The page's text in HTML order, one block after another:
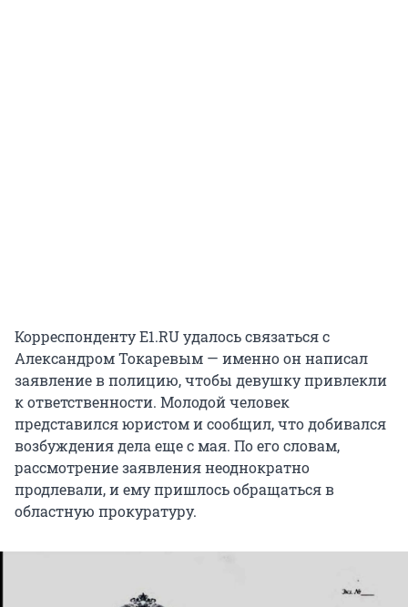
Корреспонденту E1.RU удалось связаться с
Александром Токаревым — именно он написал
заявление в полицию, чтобы девушку привлекли
к ответственности. Молодой человек
представился юристом и сообщил, что добивался
возбуждения дела еще с мая. По его словам,
рассмотрение заявления неоднократно
продлевали, и ему пришлось обращаться в
областную прокуратуру.